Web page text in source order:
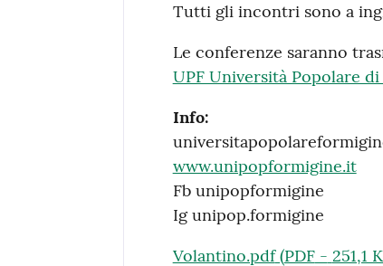
Tutti gli incontri sono a
Le conferenze saranno
UPF Università Popolare
Info:
www.unipopformigine.it
Fb unipopformigine
Ig unipop.formigine
Volantino.pdf(PDF- 251,1